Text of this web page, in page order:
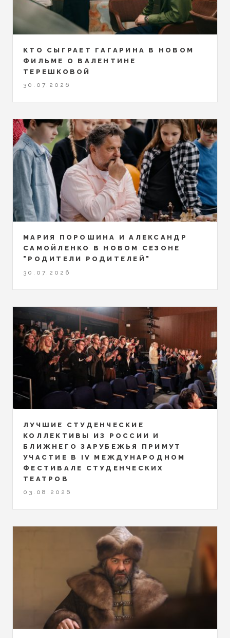
КТО СЫГРАЕТ ГАГАРИНА В НОВОМ
ФИЛЬМЕ О ВАЛЕНТИНЕ
ТЕРЕШКОВОЙ
30.07.2026
МАРИЯ ПОРОШИНА И АЛЕКСАНДР
САМОЙЛЕНКО В НОВОМ СЕЗОНЕ
"РОДИТЕЛИ РОДИТЕЛЕЙ"
30.07.2026
ЛУЧШИЕ СТУДЕНЧЕСКИЕ
КОЛЛЕКТИВЫ ИЗ РОССИИ И
БЛИЖНЕГО ЗАРУБЕЖЬЯ ПРИМУТ
УЧАСТИЕ В IV МЕЖДУНАРОДНОМ
ФЕСТИВАЛЕ СТУДЕНЧЕСКИХ
ТЕАТРОВ
03.08.2026